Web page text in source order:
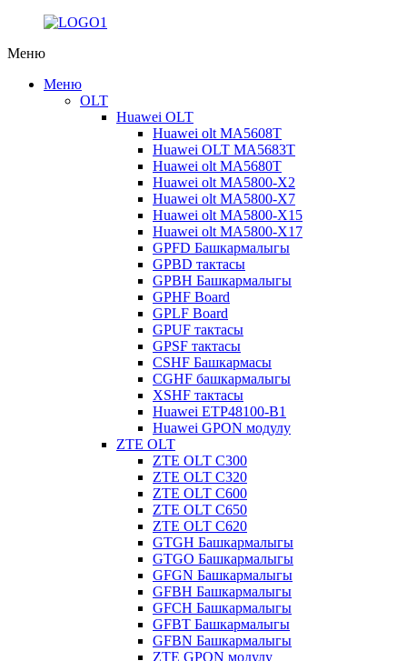
Меню
Меню
OLT
Huawei OLT
Huawei olt MA5608T
Huawei OLT MA5683T
Huawei olt MA5680T
Huawei olt MA5800-X2
Huawei olt MA5800-X7
Huawei olt MA5800-X15
Huawei olt MA5800-X17
GPFD Башкармалыгы
GPBD тактасы
GPBH Башкармалыгы
GPHF Board
GPLF Board
GPUF тактасы
GPSF тактасы
CSHF Башкармасы
CGHF башкармалыгы
XSHF тактасы
Huawei ETP48100-B1
Huawei GPON модулу
ZTE OLT
ZTE OLT C300
ZTE OLT C320
ZTE OLT C600
ZTE OLT C650
ZTE OLT C620
GTGH Башкармалыгы
GTGO Башкармалыгы
GFGN Башкармалыгы
GFBH Башкармалыгы
GFCH Башкармалыгы
GFBT Башкармалыгы
GFBN Башкармалыгы
ZTE GPON модулу